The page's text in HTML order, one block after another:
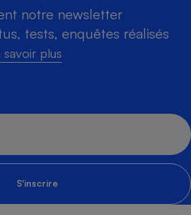
notre newsletter
tests, enquêtes réalisés
savoir plus
S'inscrire